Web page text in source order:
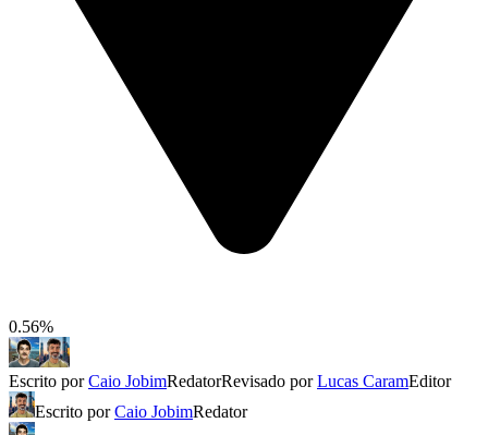
0.56%
Escrito porCaio JobimRedatorRevisado porLucas CaramEditor
Escrito porCaio JobimRedator